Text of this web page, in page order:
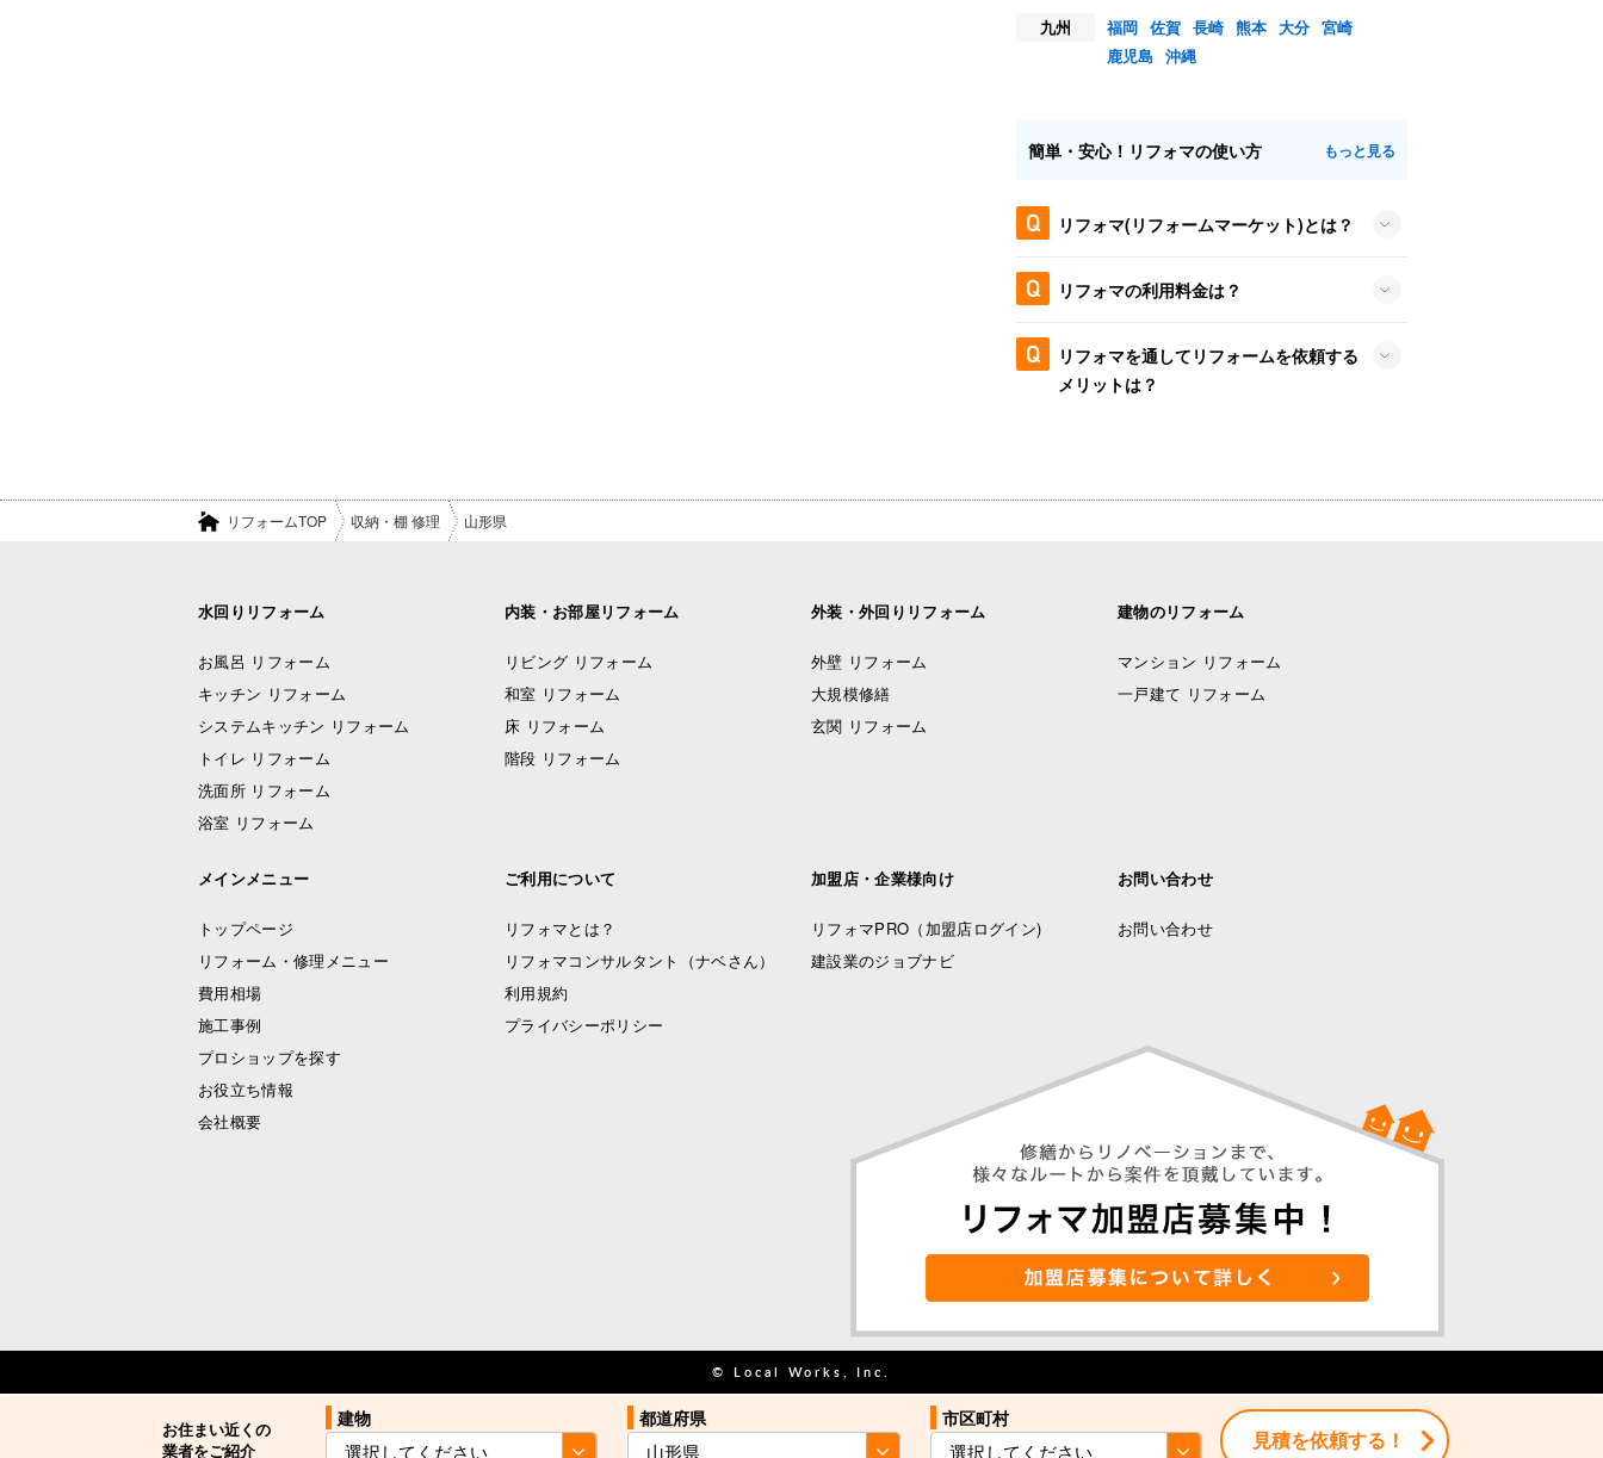
お住まい近くの
業者をご紹介
建物 都道府県 市区町村
見積を依頼する！
お住まい近くの
業者をご紹介
見積を依頼する
九州
福岡 佐賀 長崎 熊本 大分 宮崎
鹿児島 沖縄
簡単・安心！リフォマの使い方 もっと見る
リフォマ(リフォームマーケット)とは？
リフォマの利用料金は？
リフォマを通してリフォームを依頼する
メリットは？
リフォームTOP 収納・棚 修理 山形県
水回りリフォーム
お風呂 リフォーム
キッチン リフォーム
システムキッチン リフォーム
トイレ リフォーム
洗面所 リフォーム
浴室 リフォーム
内装・お部屋リフォーム
リビング リフォーム
和室 リフォーム
床 リフォーム
階段 リフォーム
外装・外回りリフォーム
外壁 リフォーム
大規模修繕
玄関 リフォーム
建物のリフォーム
マンション リフォーム
一戸建て リフォーム
メインメニュー
トップページ
リフォーム・修理メニュー
費用相場
施工事例
プロショップを探す
お役立ち情報
会社概要
ご利用について
リフォマとは？
リフォマコンサルタント（ナベさん）
利用規約
プライバシーポリシー
加盟店・企業様向け
リフォマPRO （加盟店ログイン)
建設業のジョブナビ
お問い合わせ
お問い合わせ
© Local Works, Inc.
お住まい近くの
業者をご紹介
建物 都道府県 市区町村
見積を依頼する！
お住まい近くの
業者をご紹介
見積を依頼する